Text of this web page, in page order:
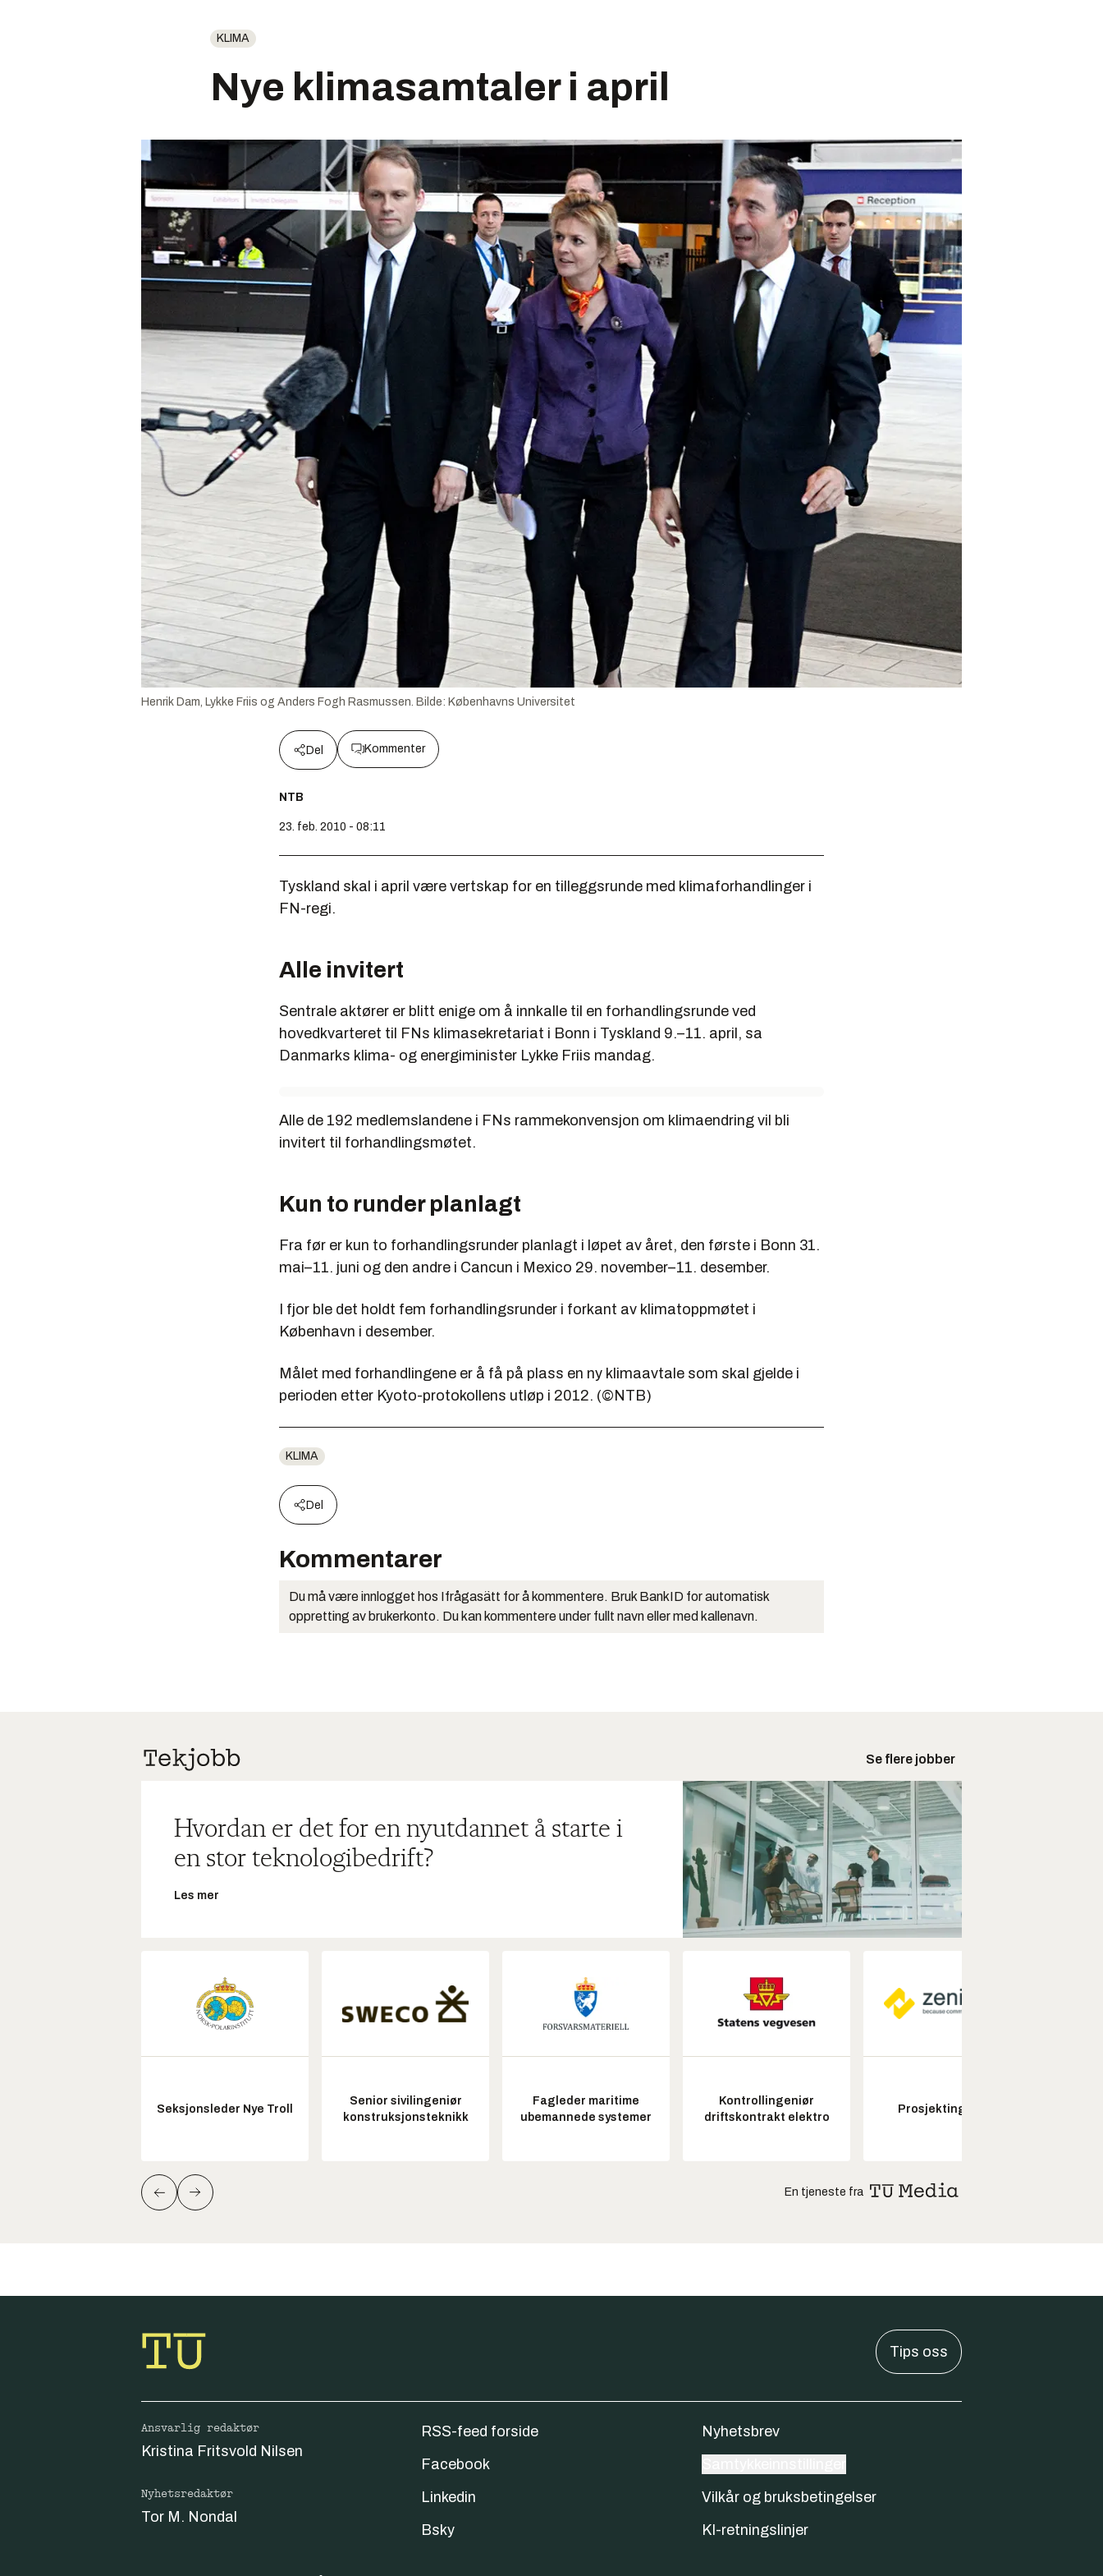
KLIMA
Nye klimasamtaler i april
Henrik Dam, Lykke Friis og Anders Fogh Rasmussen. Bilde: Københavns Universitet
Del Kommenter
NTB
23. feb. 2010 - 08:11
Tyskland skal i april være vertskap for en tilleggsrunde med klimaforhandlinger i
FN-regi.
Alle invitert
Sentrale aktører er blitt enige om å innkalle til en forhandlingsrunde ved
hovedkvarteret til FNs klimasekretariat i Bonn i Tyskland 9.–11. april, sa
Danmarks klima- og energiminister Lykke Friis mandag.
Alle de 192 medlemslandene i FNs rammekonvensjon om klimaendring vil bli
invitert til forhandlingsmøtet.
Kun to runder planlagt
Fra før er kun to forhandlingsrunder planlagt i løpet av året, den første i Bonn 31.
mai–11. juni og den andre i Cancun i Mexico 29. november–11. desember.
I fjor ble det holdt fem forhandlingsrunder i forkant av klimatoppmøtet i
København i desember.
Målet med forhandlingene er å få på plass en ny klimaavtale som skal gjelde i
perioden etter Kyoto-protokollens utløp i 2012. (©NTB)
KLIMA
Del
Kommentarer
Du må være innlogget hos Ifrågasätt for å kommentere. Bruk BankID for automatisk
oppretting av brukerkonto. Du kan kommentere under fullt navn eller med kallenavn.
Se flere jobber
Hvordan er det for en nyutdannet å starte i
en stor teknologibedrift?
Les mer
Seksjonsleder Nye Troll
Senior sivilingeniør
konstruksjonsteknikk
Fagleder maritime
ubemannede systemer
Kontrollingeniør
driftskontrakt elektro
Prosjektingeniør
En tjeneste fra
Tips oss
Ansvarlig redaktør
Kristina Fritsvold Nilsen
Nyhetsredaktør
Tor M. Nondal
RSS-feed forside
Facebook
Linkedin
Bsky
Nyhetsbrev
Vilkår og bruksbetingelser
KI-retningslinjer